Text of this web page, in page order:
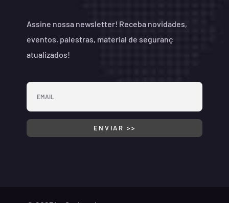
Assine nossa newsletter! Receba novidades,
eventos, palestras, material de seguranç
atualizados!